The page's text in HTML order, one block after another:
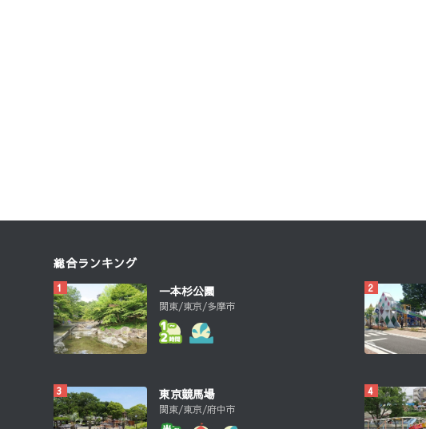
総合ランキング
一本杉公園
関東/東京/多摩市
東京競馬場
関東/東京/府中市